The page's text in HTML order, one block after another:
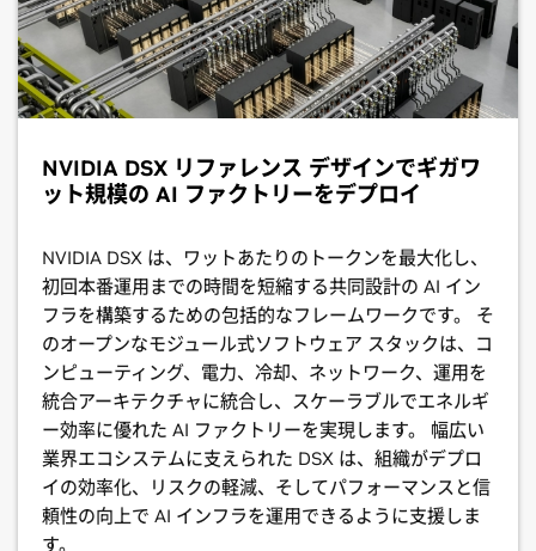
NVIDIA DSX リファレンス デザインでギガワ
ット規模の AI ファクトリーをデプロイ
NVIDIA DSX は、ワットあたりのトークンを最大化し、
初回本番運用までの時間を短縮する共同設計の AI イン
フラを構築するための包括的なフレームワークです。 そ
のオープンなモジュール式ソフトウェア スタックは、コ
ンピューティング、電力、冷却、ネットワーク、運用を
統合アーキテクチャに統合し、スケーラブルでエネルギ
ー効率に優れた AI ファクトリーを実現します。 幅広い
業界エコシステムに支えられた DSX は、組織がデプロ
イの効率化、リスクの軽減、そしてパフォーマンスと信
頼性の向上で AI インフラを運用できるように支援しま
す。